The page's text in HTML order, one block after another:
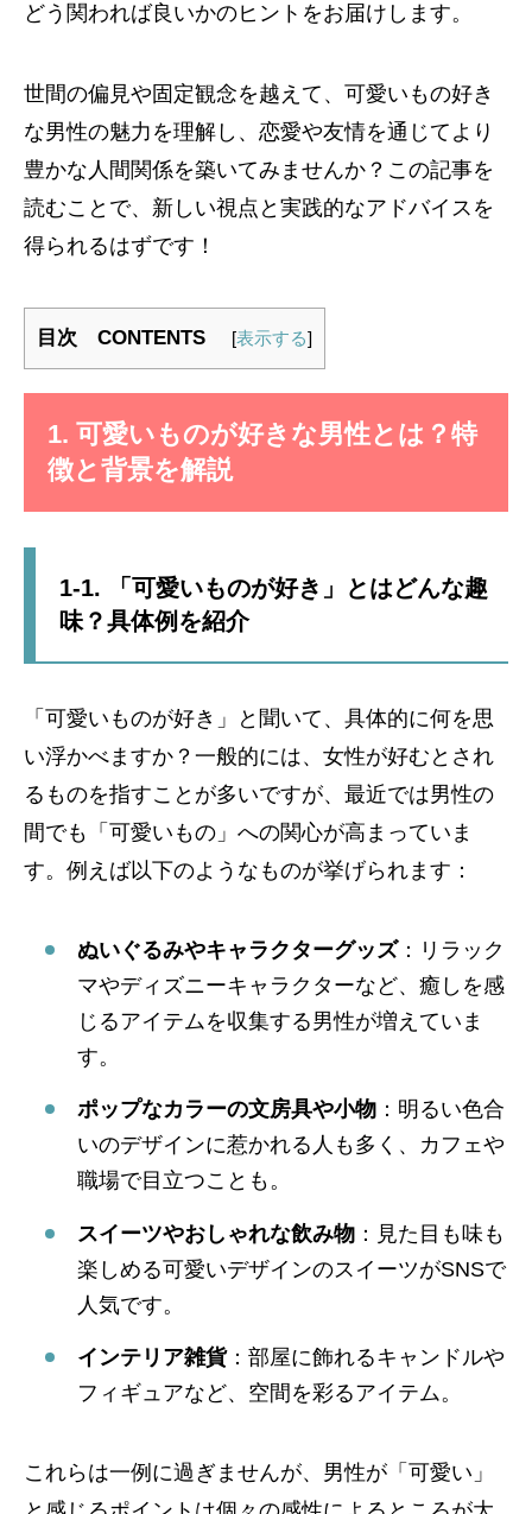
どう関われば良いかのヒントをお届けします。
世間の偏見や固定観念を越えて、可愛いもの好き
な男性の魅力を理解し、恋愛や友情を通じてより
豊かな人間関係を築いてみませんか？この記事を
読むことで、新しい視点と実践的なアドバイスを
得られるはずです！
目次 CONTENTS [表示する]
1. 可愛いものが好きな男性とは？特
徴と背景を解説
1-1. 「可愛いものが好き」とはどんな趣
味？具体例を紹介
「可愛いものが好き」と聞いて、具体的に何を思
い浮かべますか？一般的には、女性が好むとされ
るものを指すことが多いですが、最近では男性の
間でも「可愛いもの」への関心が高まっていま
す。例えば以下のようなものが挙げられます：
ぬいぐるみやキャラクターグッズ：リラック
マやディズニーキャラクターなど、癒しを感
じるアイテムを収集する男性が増えていま
す。
ポップなカラーの文房具や小物 ：明るい色合
いのデザインに惹かれる人も多く、カフェや
職場で目立つことも。
スイーツやおしゃれな飲み物 ：見た目も味も
楽しめる可愛いデザインのスイーツがSNSで
人気です。
インテリア雑貨：部屋に飾れるキャンドルや
フィギュアなど、空間を彩るアイテム。
これらは一例に過ぎませんが、男性が「可愛い」